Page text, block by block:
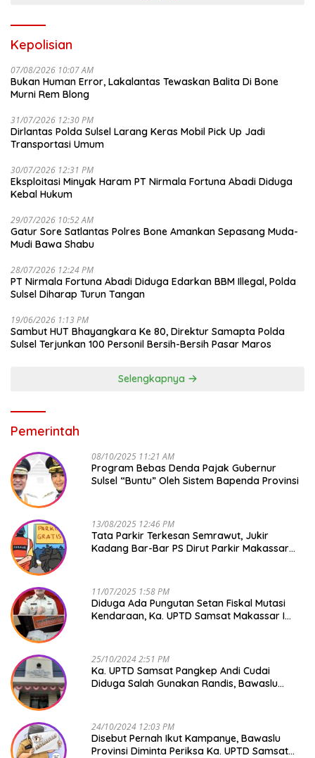
Kepolisian
07/08/2026 10:07 AM
Bukan Human Error, Lakalantas Tewaskan Balita Di Bone
Murni Rem Blong
31/07/2026 12:30 PM
Dirlantas Polda Sulsel Larang Keras Mobil Pick Up Jadi
Transportasi Umum
30/07/2026 12:31 PM
Eksploitasi Minyak Haram PT Nirmala Fortuna Abadi Diduga
Kebal Hukum
29/07/2026 10:52 AM
Gatur Sore Satlantas Polres Bone Amankan Sepasang Muda-
Mudi Bawa Shabu
28/07/2026 12:24 PM
PT Nirmala Fortuna Abadi Diduga Edarkan BBM Illegal, Polda
Sulsel Diharap Turun Tangan
19/06/2026 1:13 PM
Sambut HUT Bhayangkara Ke 80, Direktur Samapta Polda
Sulsel Terjunkan 100 Personil Bersih-Bersih Pasar Maros
Selengkapnya
Pemerintah
08/10/2025 11:21 AM
Program Bebas Denda Pajak Gubernur
Sulsel “Buntu” Oleh Sistem Bapenda Provinsi
13/08/2025 12:46 PM
Tata Parkir Terkesan Semrawut, Jukir
Kadang Bar-Bar PS Dirut Parkir Makassar
11/07/2025 1:58 PM
Diduga Ada Pungutan Setan Fiskal Mutasi
Kendaraan, Ka. UPTD Samsat Makassar I
25/10/2024 2:51 PM
Ka. UPTD Samsat Pangkep Andi Cudai
Diduga Salah Gunakan Randis, Bawaslu
24/10/2024 12:03 PM
Disebut Pernah Ikut Kampanye, Bawaslu
Provinsi Diminta Periksa Ka. UPTD Samsat